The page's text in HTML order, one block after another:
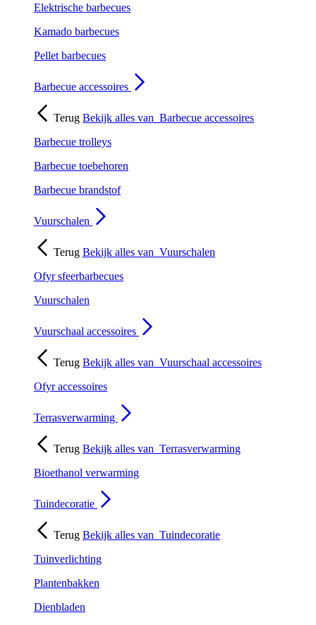
Elektrische barbecues
Kamado barbecues
Pellet barbecues
Barbecue accessoires
Terug Bekijk alles van Barbecue accessoires
Barbecue trolleys
Barbecue toebehoren
Barbecue brandstof
Vuurschalen
Terug Bekijk alles van Vuurschalen
Ofyr sfeerbarbecues
Vuurschalen
Vuurschaal accessoires
Terug Bekijk alles van Vuurschaal accessoires
Ofyr accessoires
Terrasverwarming
Terug Bekijk alles van Terrasverwarming
Bioethanol verwarming
Tuindecoratie
Terug Bekijk alles van Tuindecoratie
Tuinverlichting
Plantenbakken
Dienbladen